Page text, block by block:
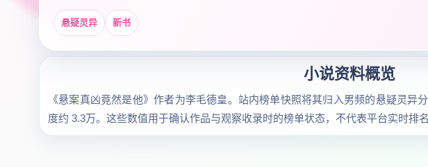
悬疑灵异 新书
小说资料概览
《悬案真凶竟然是他》作者为李毛德皇。站内榜单快照将其归入男频的悬疑灵异
度约 3.3万。这些数值用于确认作品与观察收录时的榜单状态，不代表平台实时排名